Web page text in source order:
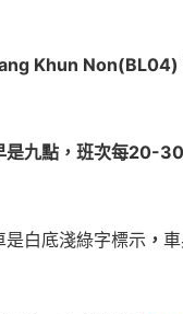
Khun Non(BL04)
是九點，班次每20-
白底淺綠字標示 ，